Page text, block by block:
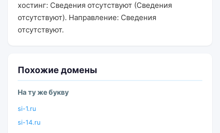
хостинг: Сведения отсутствуют (Сведения
отсутствуют). Направление: Сведения
отсутствуют.
Похожие домены
На ту же букву
si-1.ru
si-14.ru